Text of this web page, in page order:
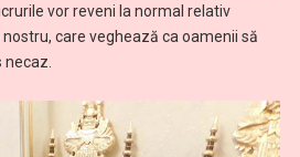
vor reveni la normal relativ
care veghează ca oamenii să